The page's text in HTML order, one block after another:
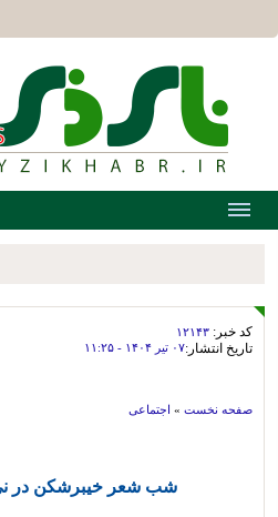
کد خبر: ۱۲۱۴۳
تاریخ انتشار:۰۷ تير ۱۴۰۴ - ۱۱:۲۵
صفحه نخست » اجتماعی
شب شعر خیبرشکن در